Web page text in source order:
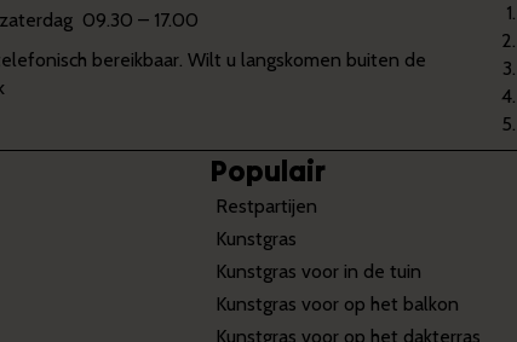
09.30 – 17.00
bereikbaar. Wilt u langskomen buiten de
Populair
Restpartijen
Kunstgras
Kunstgras voor in de tuin
Kunstgras voor op het balkon
Kunstgras voor op het dakterras